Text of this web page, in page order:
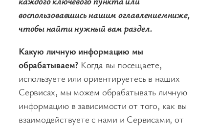
воспользовавшись нашим оглавлениемниже,
чтобы найти нужный вам раздел.
Какую личную информацию мы
обрабатываем? Когда вы посещаете,
используете или ориентируетесь в наших
Сервисах, мы можем обрабатывать личную
информацию в зависимости от того, как вы
взаимодействуете с нами и Сервисами, от